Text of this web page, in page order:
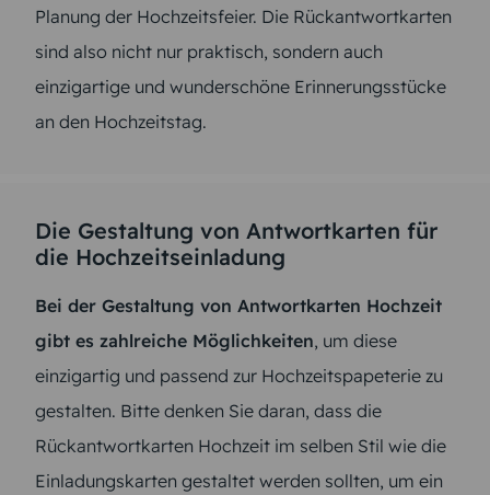
Planung der Hochzeitsfeier. Die Rückantwortkarten
sind also nicht nur praktisch, sondern auch
einzigartige und wunderschöne Erinnerungsstücke
an den Hochzeitstag.
Die Gestaltung von Antwortkarten für
die Hochzeitseinladung
Bei der Gestaltung von Antwortkarten Hochzeit
gibt es zahlreiche Möglichkeiten, um diese
einzigartig und passend zur Hochzeitspapeterie zu
gestalten. Bitte denken Sie daran, dass die
Rückantwortkarten Hochzeit im selben Stil wie die
Einladungskarten gestaltet werden sollten, um ein